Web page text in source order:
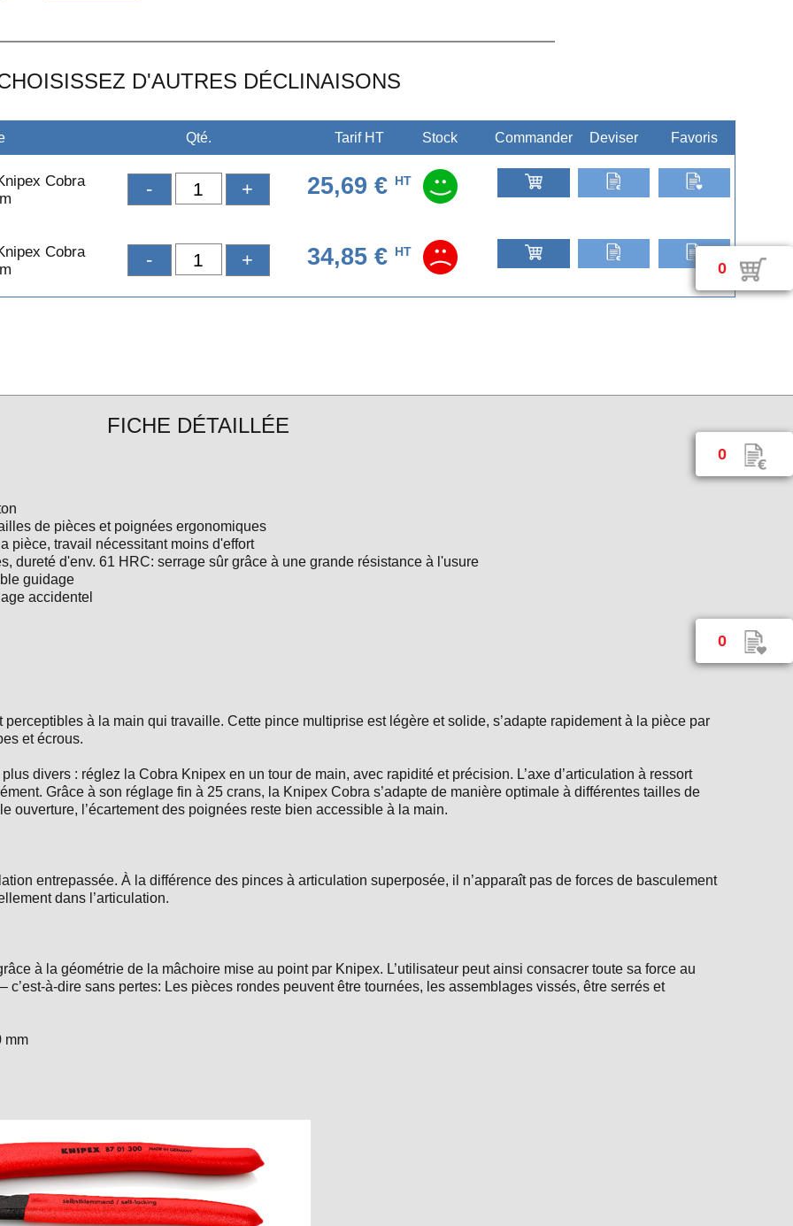
0
0
0
D'AUTRES DÉCLINAISONS
Qté. Tarif HT Stock Commander Deviser Favoris
Cobra
- + 25,69 € HT
Cobra
- + 34,85 € HT
FICHE DÉTAILLÉE
de pièces et poignées ergonomiques
pièce, travail nécessitant moins d'effort
dureté d'env. 61 HRC: serrage sûr grâce à une grande résistance à l'usure
guidage
accidentel
à la main qui travaille. Cette pince multiprise est légère et solide, s’adapte rapidement à la pièce par
et écrous.
divers : réglez la Cobra Knipex en un tour de main, avec rapidité et précision. L’axe d’articulation à ressort
Grâce à son réglage fin à 25 crans, la Knipex Cobra s’adapte de manière optimale à différentes tailles de
ouverture, l’écartement des poignées reste bien accessible à la main.
entrepassée. À la différence des pinces à articulation superposée, il n’apparaît pas de forces de basculement
dans l’articulation.
à la géométrie de la mâchoire mise au point par Knipex. L’utilisateur peut ainsi consacrer toute sa force au
à-dire sans pertes: Les pièces rondes peuvent être tournées, les assemblages vissés, être serrés et
mm